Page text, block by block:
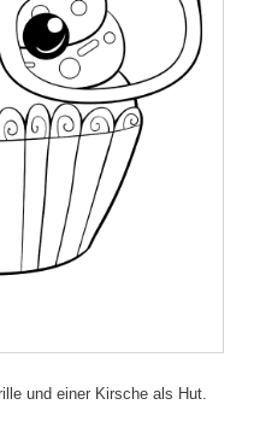
und einer Kirsche als Hut.